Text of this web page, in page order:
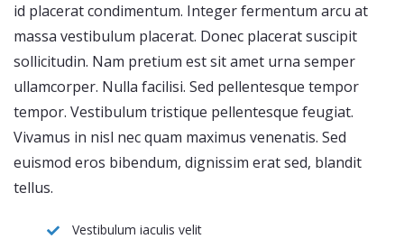
id placerat condimentum. Integer fermentum arcu at
massa vestibulum placerat. Donec placerat suscipit
sollicitudin. Nam pretium est sit amet urna semper
ullamcorper. Nulla facilisi. Sed pellentesque tempor
tempor. Vestibulum tristique pellentesque feugiat.
Vivamus in nisl nec quam maximus venenatis. Sed
euismod eros bibendum, dignissim erat sed, blandit
tellus.
Vestibulum iaculis velit